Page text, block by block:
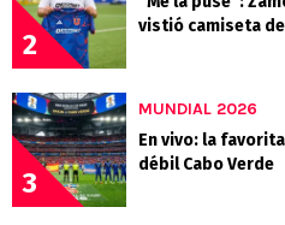
2
vistió camiseta de
3
MUNDIAL 2026
En vivo: la
débil Cabo Verde